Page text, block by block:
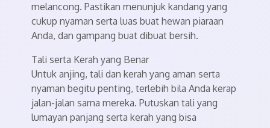
melancong. Pastikan menunjuk kandang yang
cukup nyaman serta luas buat hewan piaraan
Anda, dan gampang buat dibuat bersih.
Tali serta Kerah yang Benar
Untuk anjing, tali dan kerah yang aman serta
nyaman begitu penting, terlebih bila Anda kerap
jalan-jalan sama mereka. Putuskan tali yang
lumayan panjang serta kerah yang bisa